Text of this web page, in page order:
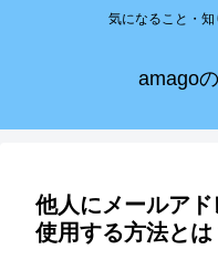
気になること・
amago
他人にメールア
使用する方法とは